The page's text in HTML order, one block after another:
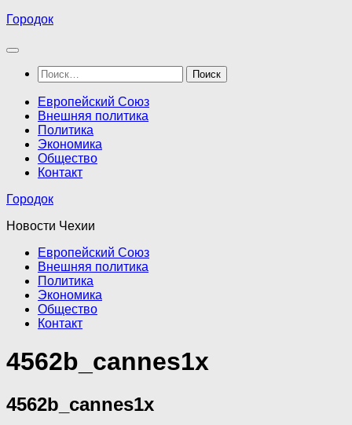
Перейти
содержимому
Городок
Найти:
Европейский Союз
Внешняя политика
Политика
Экономика
Общество
Контакт
Городок
Новости Чехии
Европейский Союз
Внешняя политика
Политика
Экономика
Общество
Контакт
4562b_cannes1x
4562b_cannes1x